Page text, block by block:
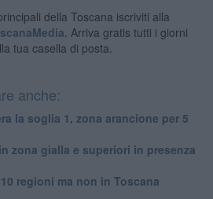
della Toscana iscriviti alla
Arriva gratis tutti i giorni
tua casella di posta.
anche:
la soglia 1, zona arancione per 5
zona gialla e superiori in presenza
regioni ma non in Toscana